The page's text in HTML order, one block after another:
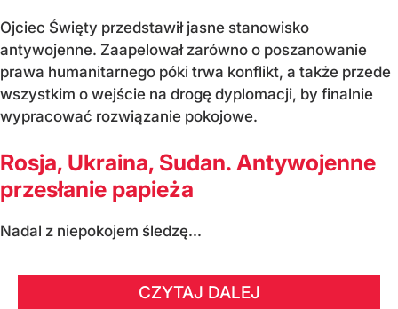
Ojciec Święty przedstawił jasne stanowisko
antywojenne. Zaapelował zarówno o poszanowanie
prawa humanitarnego póki trwa konflikt, a także przede
wszystkim o wejście na drogę dyplomacji, by finalnie
wypracować rozwiązanie pokojowe.
Rosja, Ukraina, Sudan. Antywojenne
przesłanie papieża
Nadal z niepokojem śledzę...
CZYTAJ DALEJ